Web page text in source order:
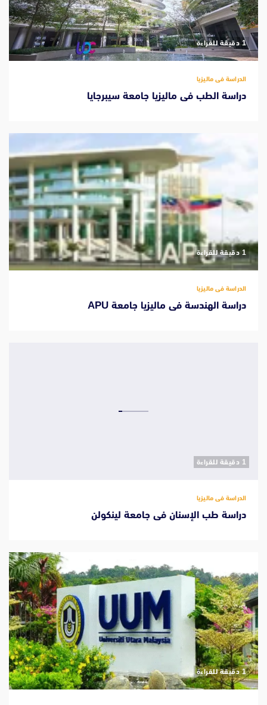
‫1 دقيقة للقراءة
الدراسة فى ماليزيا
دراسة الطب فى ماليزيا جامعة سيبرجايا
‫1 دقيقة للقراءة
الدراسة فى ماليزيا
دراسة الهندسة فى ماليزيا جامعة APU
‫1 دقيقة للقراءة
الدراسة فى ماليزيا
دراسة طب الإسنان فى جامعة لينكولن
‫1 دقيقة للقراءة